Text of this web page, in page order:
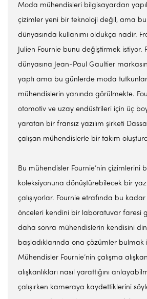
Moda mühendisleri bilgisayardan
çizimler yeni bir teknoloji değil, ama
dünyasında kullanımı oldukça nadir.
Julien Fournie bunu değiştirmek istiyor.
dünyasına Jean-Paul Gaultier
yaptı ama bu günlerde moda
mühendislerin yanında görülmekte.
otomotiv ve uzay endüstrileri için üç
yaratan bir fransız yazılım şirketi
çalışan mühendislerle bir takım
Bu mühendisler Fournie’nin çizimlerini
koleksiyonuna dönüştürebilecek bir
çalışıyorlar. Fournie etrafında bu
önceleri kendini bir laboratuvar faresi
daha sonra mühendislerin kendisini
başladıklarında ona çözümler bulmak
Mühendisler Fournie’nin çalışma
alışkanlıkları nasıl yarattığını
çalışırken kameraya kaydettiklerini